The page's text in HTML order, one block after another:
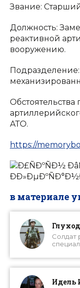
Звание:
Должность:
реактивной
вооружению.
Обстоятельства
АТО.
https://
в материале
Солдат
Идель